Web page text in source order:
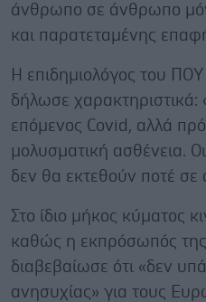
άνθρωπο σε άνθρωπο
και παρατεταμένης
Η επιδημιολόγος του
δήλωσε χαρακτηριστικά:
επόμενος Covid, αλλά
μολυσματική ασθένεια.
δεν θα εκτεθούν ποτέ σε
Στο ίδιο μήκος κύματος
καθώς η εκπρόσωπός
διαβεβαίωσε ότι «δεν
ανησυχίας» για τους